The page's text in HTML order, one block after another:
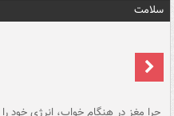
سلامت
چرا مغز در هنگام خواب، انرژی خود را